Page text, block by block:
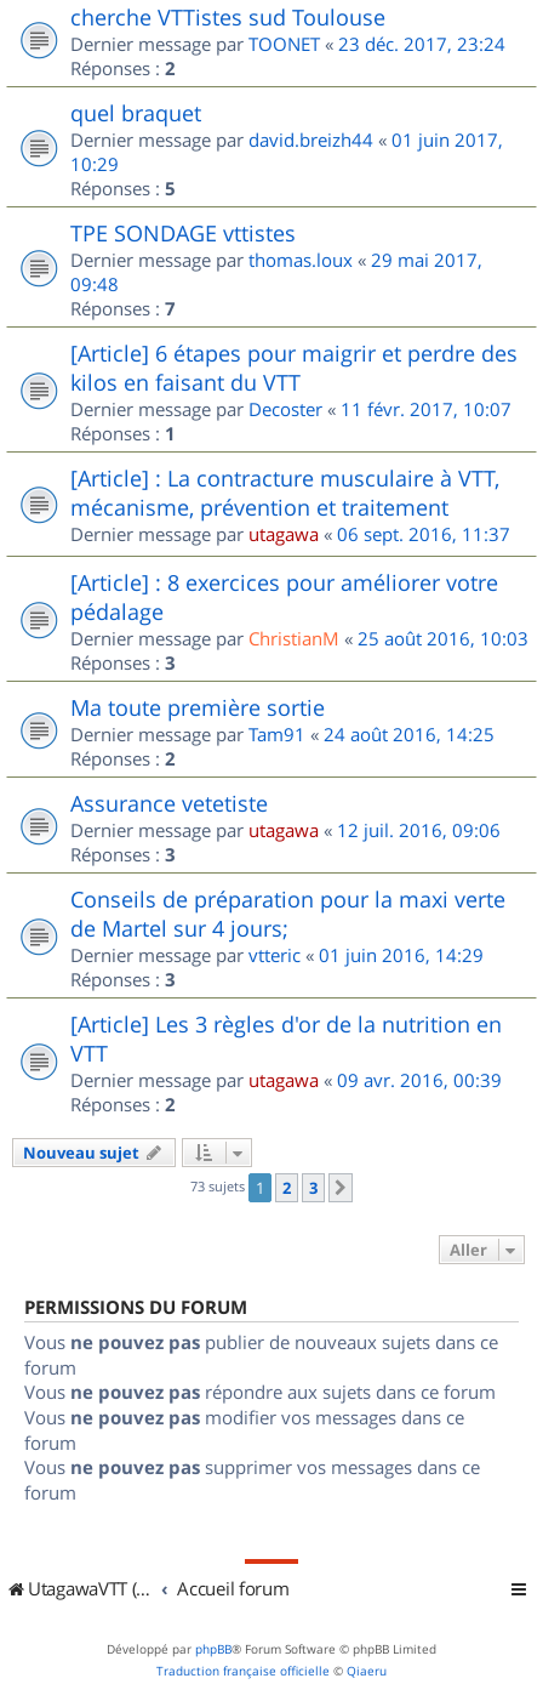
cherche VTTistes sud Toulouse
Dernier message par TOONET« 23 déc. 2017, 23:24
Réponses : 2
quel braquet
Dernier message par david.breizh44 « 01 juin 2017,
10:29
Réponses : 5
TPE SONDAGE vttistes
Dernier message par thomas.loux « 29 mai 2017,
09:48
Réponses : 7
[Article] 6 étapes pour maigrir et perdre des
kilos en faisant du VTT
Dernier message par Decoster « 11 févr. 2017, 10:07
Réponses : 1
[Article] : La contracture musculaire à VTT,
mécanisme, prévention et traitement
Dernier message par utagawa « 06 sept. 2016, 11:37
[Article] : 8 exercices pour améliorer votre
pédalage
Dernier message par ChristianM « 25 août 2016, 10:03
Réponses : 3
Ma toute première sortie
Dernier message par Tam91 « 24 août 2016, 14:25
Réponses : 2
Assurance vetetiste
Dernier message par utagawa « 12 juil. 2016, 09:06
Réponses : 3
Conseils de préparation pour la maxi verte
de Martel sur 4 jours;
Dernier message par vtteric « 01 juin 2016, 14:29
Réponses : 3
[Article] Les 3 règles d'or de la nutrition en
VTT
Dernier message par utagawa « 09 avr. 2016, 00:39
Réponses : 2
Nouveau sujet
73 sujets 1 2 3
Aller
PERMISSIONS DU FORUM
Vous ne pouvez pas publier de nouveaux sujets dans ce
forum
Vous ne pouvez pas répondre aux sujets dans ce forum
Vous ne pouvez pas modifier vos messages dans ce
forum
Vous ne pouvez pas supprimer vos messages dans ce
forum
UtagawaVTT (Randos VTT et VTTAE avec traces GPS) Accueil forum
Développé par phpBB® Forum Software © phpBB Limited
Traduction française officielle © Qiaeru